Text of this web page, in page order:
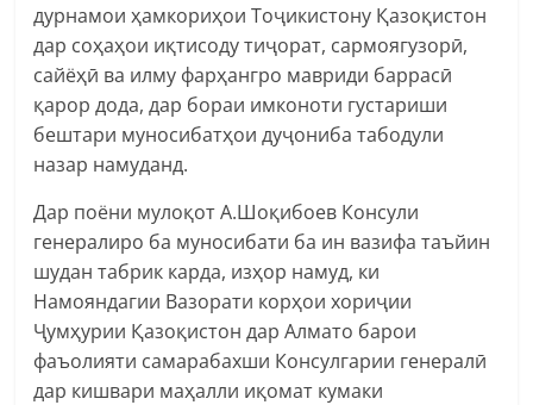
дурнамои ҳамкориҳои Тоҷикистону Қазоқистон
дар соҳаҳои иқтисоду тиҷорат, сармоягузорӣ,
сайёҳӣ ва илму фарҳангро мавриди баррасӣ
қарор дода, дар бораи имконоти густариши
бештари муносибатҳои дуҷониба табодули
назар намуданд.
Дар поёни мулоқот А.Шоқибоев Консули
генералиро ба муносибати ба ин вазифа таъйин
шудан табрик карда, изҳор намуд, ки
Намояндагии Вазорати корҳои хориҷии
Ҷумҳурии Қазоқистон дар Алмато барои
фаъолияти самарабахши Консулгарии генералӣ
дар кишвари маҳалли иқомат кумаки